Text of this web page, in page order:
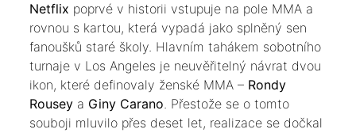
Netflix poprvé v historii vstupuje na pole MMA a
rovnou s kartou, která vypadá jako splněný sen
fanoušků staré školy. Hlavním tahákem sobotního
turnaje v Los Angeles je neuvěřitelný návrat dvou
ikon, které definovaly ženské MMA – Rondy
Rousey a Giny Carano. Přestože se o tomto
souboji mluvilo přes deset let, realizace se dočkal